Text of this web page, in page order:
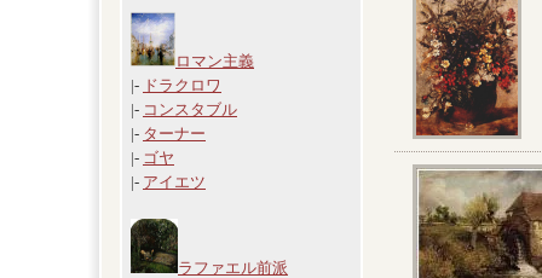
ロマン主義
|- ドラクロワ
|- コンスタブル
|- ターナー
|- ゴヤ
|- アイエツ
ラファエル前派